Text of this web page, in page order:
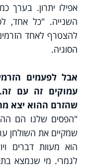
אפילו יתרון. בערך
השנייה. "כל אחד,
להצטרף לאחד
הסוגיה.
אבל לפעמים
עמוקים זה עם
שהזרם ההוא יצא
"הפסים שלנו הם
שמקיים את השולחן
הוא מעוות דברים
לגמרי. מי שנמצא